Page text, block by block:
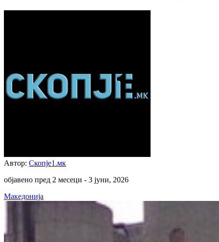
Автор: Скопје1.мк
објавено пред 2 месеци - 3 јуни, 2026
Македонија